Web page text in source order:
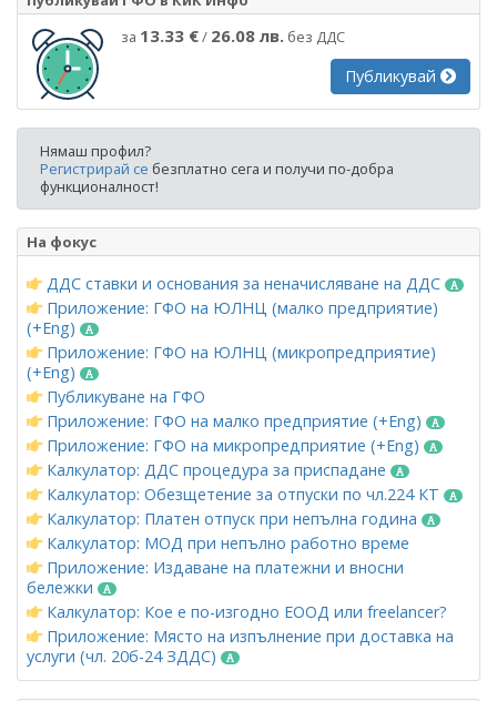
за 13.33 €/ 26.08 лв. без ДДС
Публикувай
Нямаш профил?
Регистрирай се безплатно сега и получи по-добра
функционалност!
На фокус
ДДС ставки и основания за неначисляване на ДДС
Приложение: ГФО на ЮЛНЦ (малко предприятие)
(+Eng)
Приложение: ГФО на ЮЛНЦ (микропредприятие)
(+Eng)
Публикуване на ГФО
Приложение: ГФО на малко предприятие (+Eng)
Приложение: ГФО на микропредприятие (+Eng)
Калкулатор: ДДС процедура за приспадане
Калкулатор: Обезщетение за отпуски по чл.224 КТ
Калкулатор: Платен отпуск при непълна година
Калкулатор: МОД при непълно работно време
Приложение: Издаване на платежни и вносни
бележки
Калкулатор: Кое е по-изгодно ЕООД или freelancer?
Приложение: Място на изпълнение при доставка на
услуги (чл. 20б-24 ЗДДС)